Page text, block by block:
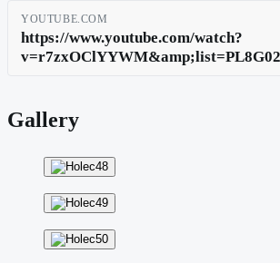
YOUTUBE.COM
https://www.youtube.com/watch?
Gallery